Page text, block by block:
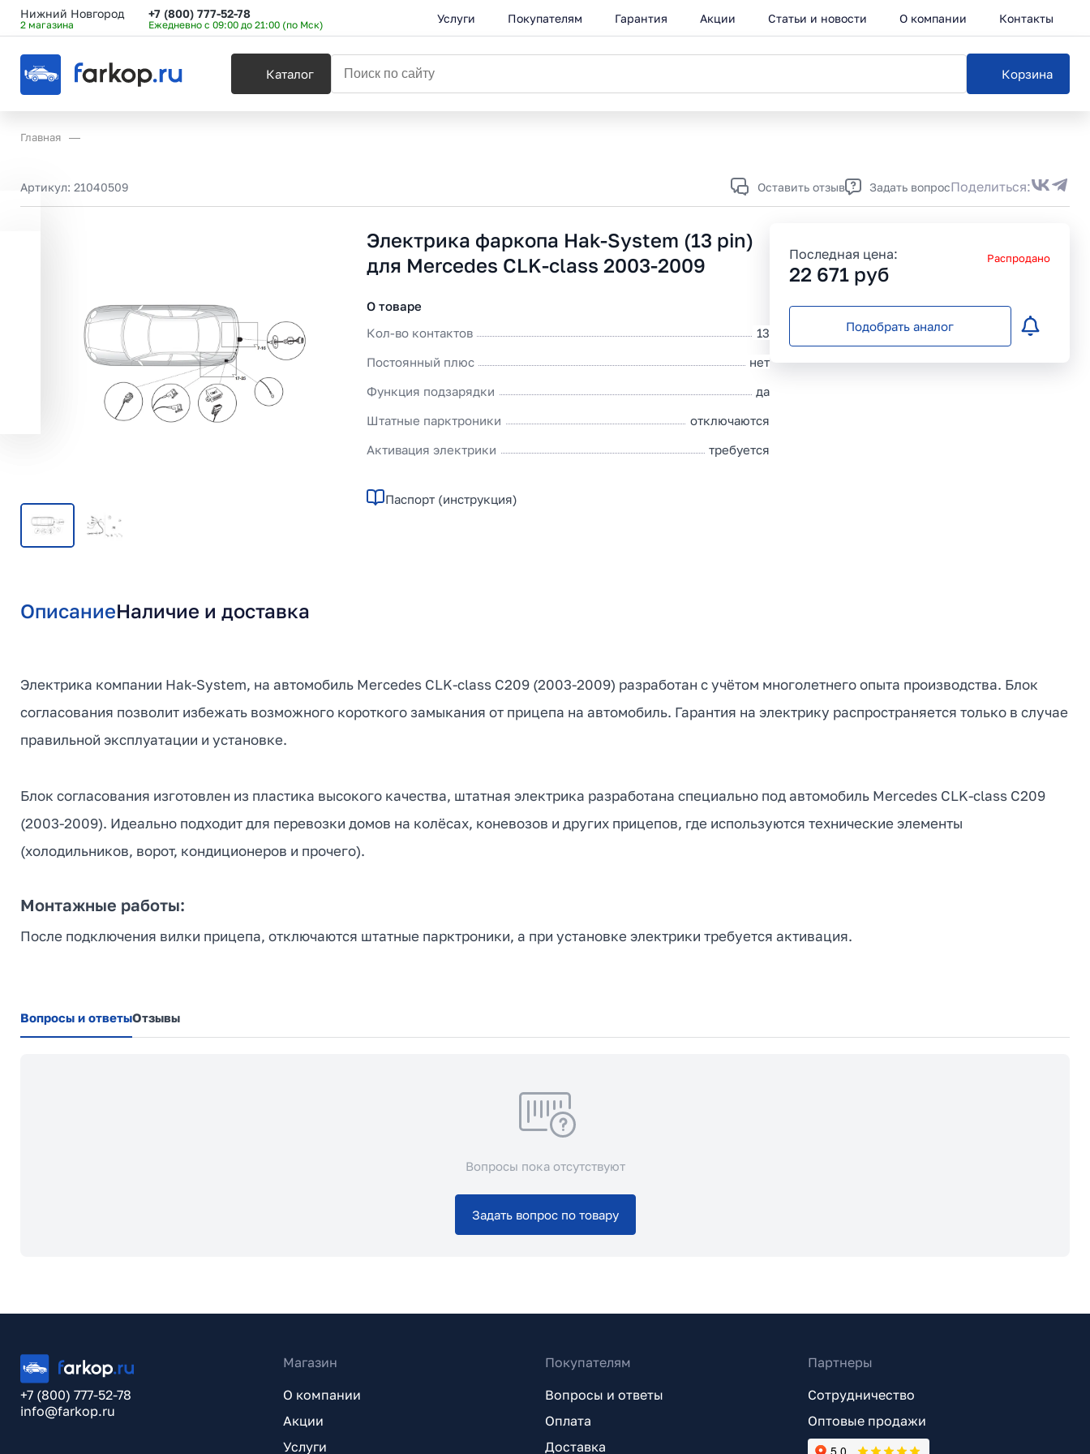
Нижний Новгород
2 магазина
+7 (800) 777-52-78
Ежедневно с 09:00 до 21:00 (по Мск) Услуги Покупателям Гарантия Акции Статьи и новости О компании Контакты
Каталог Корзина
Главная
Артикул: 21040509 Оставить отзыв Задать вопросПоделиться:
Электрика фаркопа Hak-System (13 pin)
для Mercedes CLK-class 2003-2009
О товаре
Кол-во контактов
13
Постоянный плюс
нет
Функция подзарядки
да
Штатные парктроники
отключаются
Активация электрики
требуется
Паспорт (инструкция)
Последная цена:
22 671руб
Распродано
Подобрать аналог
ОписаниеНаличие и доставка
Электрика компании Hak-System, на автомобиль Mercedes CLK-class С209 (2003-2009) разработан с учётом многолетнего опыта производства. Блок
согласования позволит избежать возможного короткого замыкания от прицепа на автомобиль. Гарантия на электрику распространяется только в случае
правильной эксплуатации и установке.
Блок согласования изготовлен из пластика высокого качества, штатная электрика разработана специально под автомобиль Mercedes CLK-class С209
(2003-2009). Идеально подходит для перевозки домов на колёсах, коневозов и других прицепов, где используются технические элементы
(холодильников, ворот, кондиционеров и прочего).
Монтажные работы:
После подключения вилки прицепа, отключаются штатные парктроники, а при установке электрики требуется активация.
Вопросы и ответыОтзывы
Вопросы пока отсутствуют
Задать вопрос по товару
+7 (800) 777-52-78
info@farkop.ru
Магазин
О компании
Акции
Услуги
Покупателям
Вопросы и ответы
Оплата
Доставка
Партнеры
Сотрудничество
Оптовые продажи